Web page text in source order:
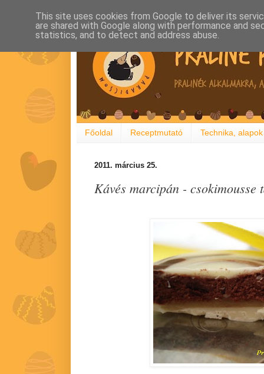
Főoldal Receptmutató Technika, alapok
2011. március 25.
Kávés marcipán -
This site uses cookies from Google to deliver its
are shared with Google along with performance and
statistics, and to detect and address abuse.